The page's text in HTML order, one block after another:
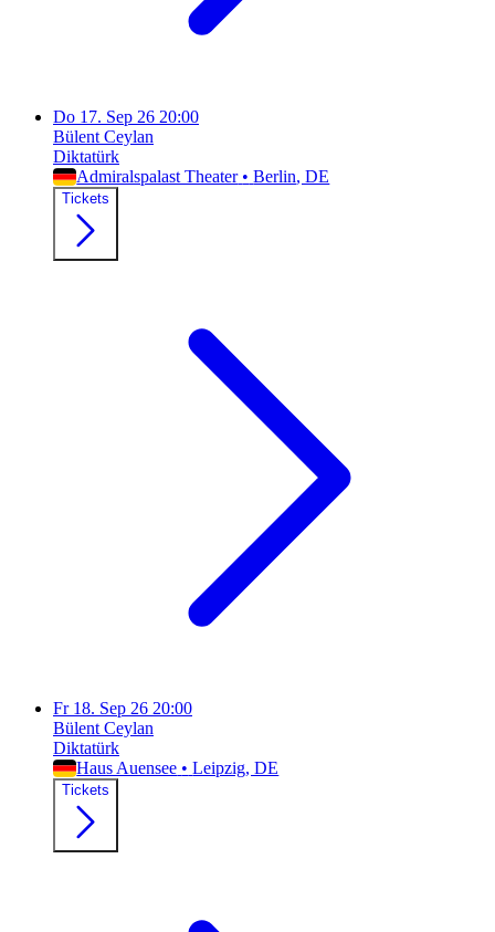
Do 17. Sep 26 20:00
Bülent Ceylan
Diktatürk
Admiralspalast Theater • Berlin, DE
Tickets
Fr 18. Sep 26 20:00
Bülent Ceylan
Diktatürk
Haus Auensee • Leipzig, DE
Tickets